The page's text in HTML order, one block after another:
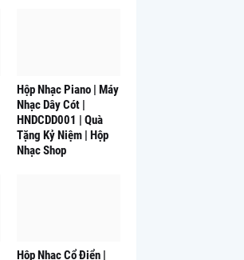
Hộp Nhạc Piano | Máy
Nhạc Dây Cót |
HNDCDD001 | Quà
Tặng Kỷ Niệm | Hộp
Nhạc Shop
Hộp Nhạc Cổ Điển |